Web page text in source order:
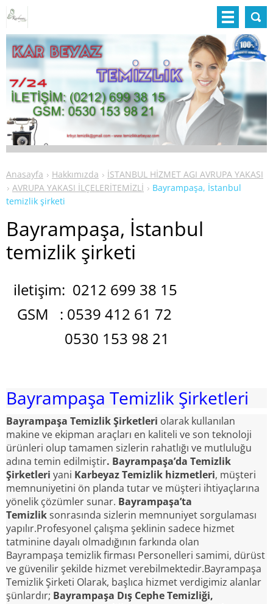
Anasayfa Hakkımızda
İSTANBUL HİZMET AGI AVRUPA YAKASI
AVRUPA YAKASI İLÇELERİTEMİZLİ
Bayrampaşa, İstanbul
temizlik şirketi
Bayrampaşa, İstanbul
temizlik şirketi
iletişim: 0212 699 38 15
GSM : 0539 412 61 72
0530 153 98 21
Bayrampaşa Temizlik Şirketleri
Bayrampaşa Temizlik Şirketleri olarak kullanılan
makine ve ekipman araçları en kaliteli ve son teknoloji
ürünleri olup tamamen sizlerin rahatlığı ve mutluluğu
adına temin edilmiştir. Bayrampaşa’da Temizlik
Şirketleri yani Karbeyaz Temizlik hizmetleri, müşteri
memnuniyetini ön planda tutar ve müşteri ihtiyaçlarına
yönelik çözümler sunar. Bayrampaşa’ta
Temizliksonrasında sizlerin memnuniyet sorgulaması
yapılır.Profesyonel çalışma şeklinin sadece hizmet
tatminine dayalı olmadığının farkında olan
Bayrampaşa temizlik firması Personelleri samimi, dürüst
ve güvenilir şekilde hizmet verebilmektedir.Bayrampaşa
Temizlik Şirketi Olarak, başlıca hizmet verdigimiz alanlar
şünlardır; Bayrampaşa Dış Cephe Temizliği,